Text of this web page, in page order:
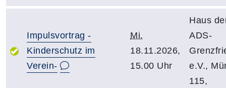
Impulsvortrag -
Kinderschutz im
Verein-
Mi.
18.11.2026,
15.00 Uhr
Haus
ADS-
e.V.,
115,